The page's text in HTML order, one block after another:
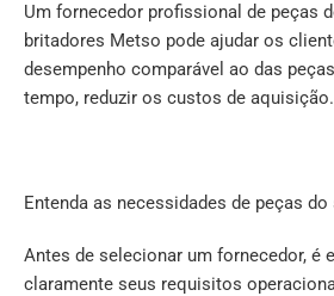
Um fornecedor profissional de peças
britadores Metso pode ajudar os
desempenho comparável ao das
tempo, reduzir os custos de aquisição.
Entenda as necessidades de peças
Antes de selecionar um fornecedor, é
claramente seus requisitos